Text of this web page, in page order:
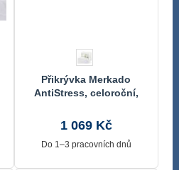
Přikrývka Merkado
AntiStress, celoroční,
8650/850
1 069 Kč
Do 1–3 pracovních dnů